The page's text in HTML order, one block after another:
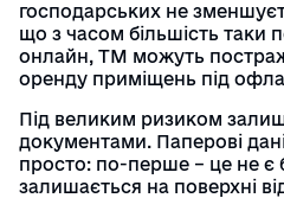
господарських не
що з часом більшість таки
онлайн, ТМ можуть
оренду приміщень під
Під великим ризиком
документами. Паперові
просто: по-перше – це не є
залишається на поверхні